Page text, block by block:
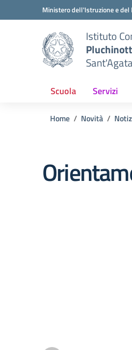
Vai ai contenuti
Vai al menu di navigazioneMinistero dell'Istruzione e del
Istituto
Scuola Servizi
Home Novità